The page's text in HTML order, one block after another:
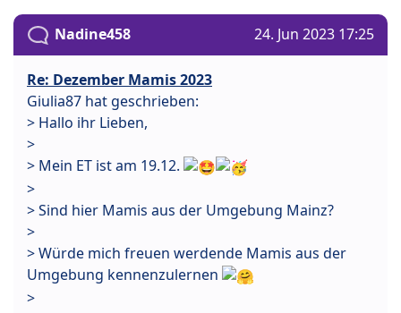
Nadine458 24. Jun 2023 17:25
Re: Dezember Mamis 2023
Giulia87 hat geschrieben:
> Hallo ihr Lieben,
>
> Mein ET ist am 19.12.
>
> Sind hier Mamis aus der Umgebung Mainz?
>
> Würde mich freuen werdende Mamis aus der
Umgebung kennenzulernen
>